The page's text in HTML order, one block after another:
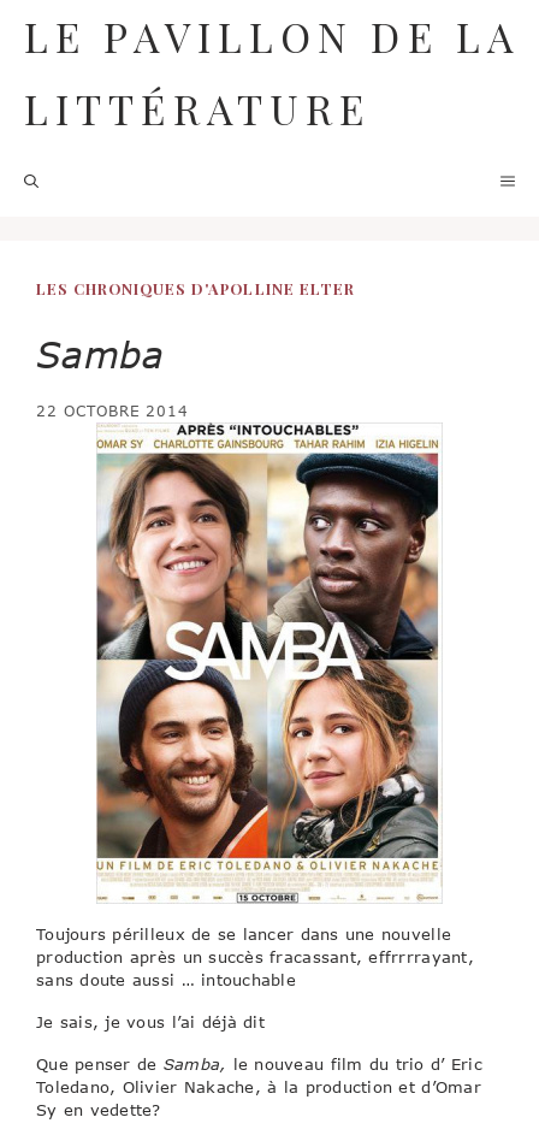
contenu
LE PAVILLON DE LA
LITTÉRATURE
LES CHRONIQUES D'APOLLINE ELTER
Samba
22 OCTOBRE 2014
Toujours périlleux de se lancer dans une nouvelle
production après un succès fracassant, effrrrrayant,
sans doute aussi … intouchable
Je sais, je vous l’ai déjà dit
Que penser de Samba, le nouveau film du trio d’ Eric
Toledano, Olivier Nakache, à la production et d’Omar
Sy en vedette?